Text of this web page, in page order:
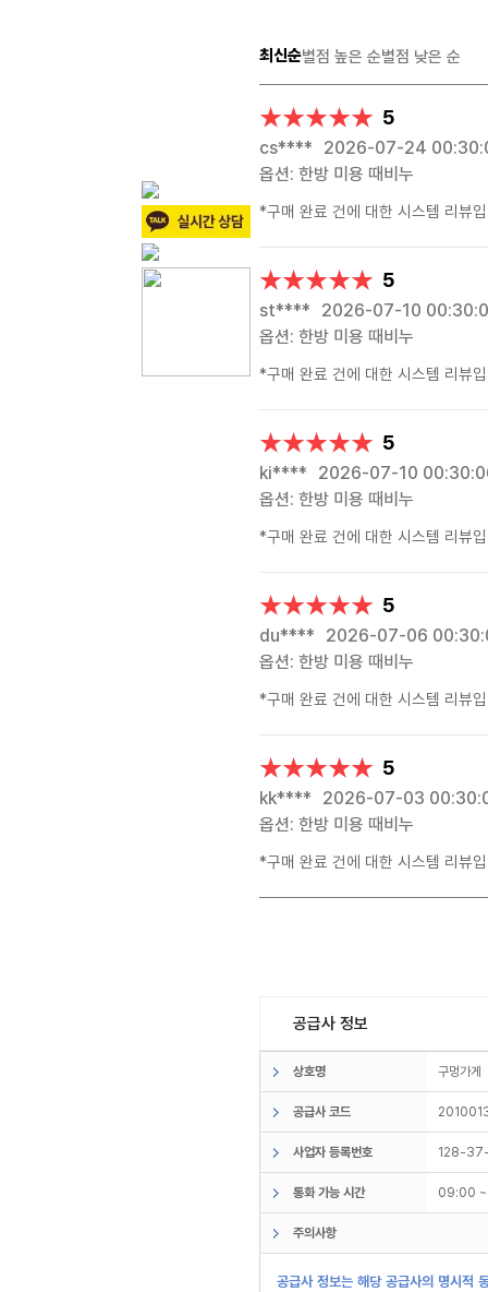
최신순별점 높은 순별점 낮은 순
★★★★★
★★★★★ 5
cs**** 2026-07-24
옵션: 한방 미용 때비누
*구매 완료 건에 대한 시스템 리뷰
★★★★★
★★★★★ 5
st**** 2026-07-10
옵션: 한방 미용 때비누
*구매 완료 건에 대한 시스템 리뷰
★★★★★
★★★★★ 5
ki**** 2026-07-10
옵션: 한방 미용 때비누
*구매 완료 건에 대한 시스템 리뷰
★★★★★
★★★★★ 5
du**** 2026-07-06
옵션: 한방 미용 때비누
*구매 완료 건에 대한 시스템 리뷰
★★★★★
★★★★★ 5
kk**** 2026-07-03
옵션: 한방 미용 때비누
*구매 완료 건에 대한 시스템 리뷰
공급사 정보
상호명 구멍가
공급사 코드
사업자 등록번호 128-
통화 가능 시간 09:00
주의사항
공급사 정보는 해당 공급사의 명시적